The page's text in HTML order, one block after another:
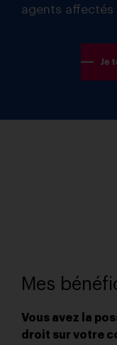
agents affectés
Je
Mes
Vous avez la
droit sur votre